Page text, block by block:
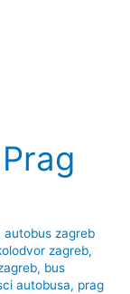
autobus zagreb
zagreb,
, bus
autobusa, prag